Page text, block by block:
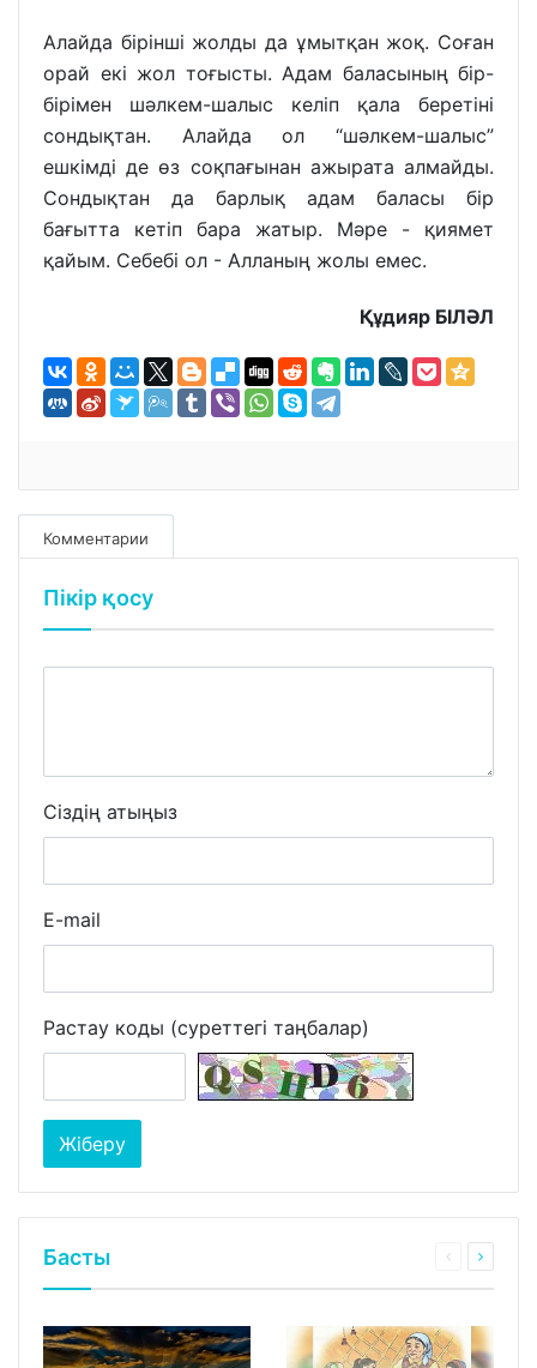
Алайда бірінші жолды да ұмытқан жоқ. Соған
орай екі жол тоғысты. Адам баласының бір-
бірімен шәлкем-шалыс келіп қала беретіні
сондықтан. Алайда ол “шәлкем-шалыс”
ешкімді де өз соқпағынан ажырата алмайды.
Сондықтан да барлық адам баласы бір
бағытта кетіп бара жатыр. Мәре - қиямет
қайым. Себебі ол - Алланың жолы емес.
Құдияр БІЛӘЛ
Комментарии
Пікір қосу
Сіздің атыңыз
E-mail
Растау коды (суреттегі таңбалар)
Басты